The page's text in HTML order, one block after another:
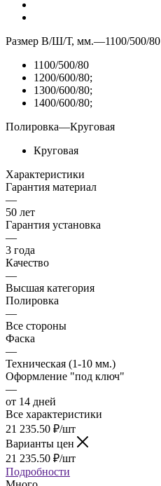
Размер В/Ш/Т, мм.—1100/500/80
1100/500/80
1200/600/80;
1300/600/80;
1400/600/80;
Полировка—Круговая
Круговая
Характеристики
Гарантия материал
—
50 лет
Гарантия установка
—
3 года
Качество
—
Высшая категория
Полировка
—
Все стороны
Фаска
—
Техническая (1-10 мм.)
Оформление "под ключ"
—
от 14 дней
Все характеристики
21 235.50 ₽/шт
Варианты цен
21 235.50 ₽/шт
Подробности